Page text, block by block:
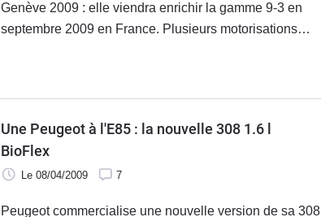
Genève 2009 : elle viendra enrichir la gamme 9-3 en
septembre 2009 en France. Plusieurs motorisations
Une Peugeot à l'E85 : la nouvelle 308 1.6 l
BioFlex
Le 08/04/2009 7
Peugeot commercialise une nouvelle version de sa 308